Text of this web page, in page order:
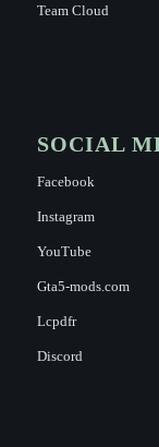
Team Cloud
SOCIAL
Facebook
Instagram
YouTube
Gta5-mods.com
Lcpdfr
Discord